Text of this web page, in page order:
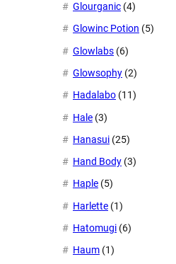
Glourganic (4)
Glowinc Potion (5)
Glowlabs (6)
Glowsophy (2)
Hadalabo (11)
Hale (3)
Hanasui (25)
Hand Body (3)
Haple (5)
Harlette (1)
Hatomugi (6)
Haum (1)